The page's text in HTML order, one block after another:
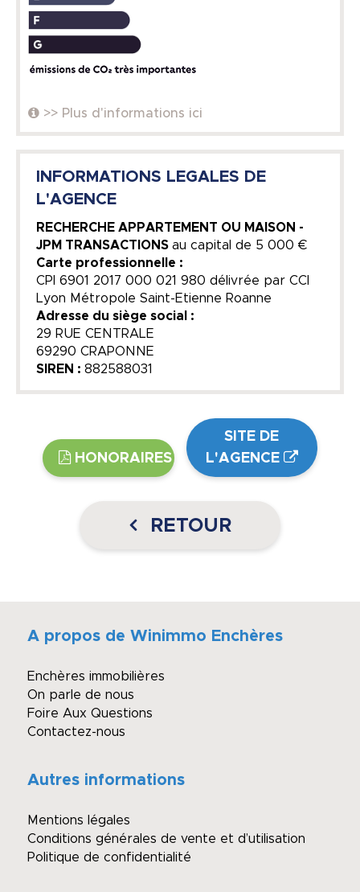
>> Plus d'informations ici
INFORMATIONS LEGALES DE
L'AGENCE
RECHERCHE APPARTEMENT OU MAISON -
JPM TRANSACTIONS au capital de 5 000 €
Carte professionnelle :
CPI 6901 2017 000 021 980 délivrée par CCI
Lyon Métropole Saint-Etienne Roanne
Adresse du siège social :
29 RUE CENTRALE
69290 CRAPONNE
SIREN : 882588031
HONORAIRES
SITE DE
L'AGENCE
RETOUR
A propos de Winimmo Enchères
Enchères immobilières
On parle de nous
Foire Aux Questions
Contactez-nous
Autres informations
Mentions légales
Conditions générales de vente et d’utilisation
Politique de confidentialité